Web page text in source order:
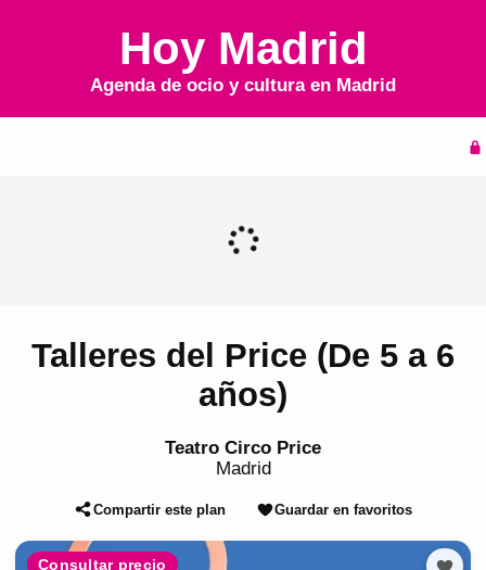
Hoy Madrid
Agenda de ocio y cultura en Madrid
Talleres del Price (De 5 a 6
años)
Teatro Circo Price
Madrid
Compartir este plan Guardar en favoritos
Consultar precio